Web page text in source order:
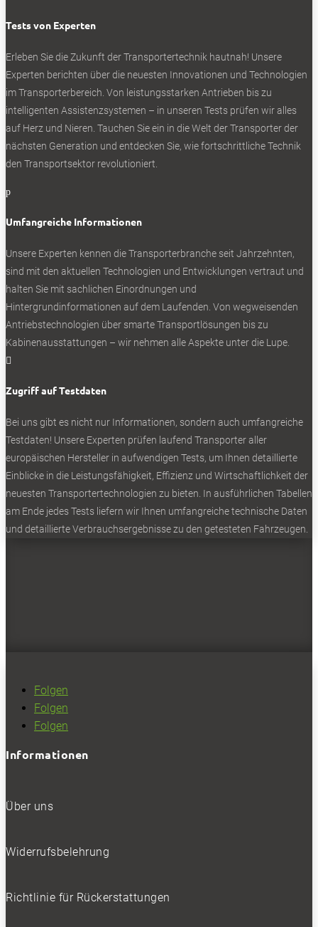
Transportern:
Peugeot
Stellantis gibt Stoff: Opel Movano Hydrogen mit
Brennstoffzelle
Experten Probefahrt Peugeot E-Expert: Vorsicht Katzen
Experten-Test: Opel Movano
Bleiben Sie auf dem Laufenden
Erhalten Sie die neuesten News und Hinweise auf
SOCIALS
Folgen
BELIEBTE NEWS
Tests von Experten
Erleben Sie die Zukunft der Transportertechnik hautnah! Unsere
Experten berichten über die neuesten Innovationen und Technologien
im Transporterbereich. Von leistungsstarken Antrieben bis zu
intelligenten Assistenzsystemen – in unseren Tests prüfen wir alles
auf Herz und Nieren. Tauchen Sie ein in die Welt der Transporter der
nächsten Generation und entdecken Sie, wie fortschrittliche Technik
den Transportsektor revolutioniert.
p
Umfangreiche Informationen
Unsere Experten kennen die Transporterbranche seit Jahrzehnten,
sind mit den aktuellen Technologien und Entwicklungen vertraut und
halten Sie mit sachlichen Einordnungen und
Hintergrundinformationen auf dem Laufenden. Von wegweisenden
Antriebstechnologien über smarte Transportlösungen bis zu
Kabinenausstattungen – wir nehmen alle Aspekte unter die Lupe.

Zugriff auf Testdaten
Bei uns gibt es nicht nur Informationen, sondern auch umfangreiche
Testdaten! Unsere Experten prüfen laufend Transporter aller
europäischen Hersteller in aufwendigen Tests, um Ihnen detaillierte
Einblicke in die Leistungsfähigkeit, Effizienz und Wirtschaftlichkeit der
neuesten Transportertechnologien zu bieten. In ausführlichen Tabellen
am Ende jedes Tests liefern wir Ihnen umfangreiche technische Daten
und detaillierte Verbrauchsergebnisse zu den getesteten Fahrzeugen.
Folgen
Folgen
Folgen
Informationen
Über uns
Widerrufsbelehrung
Richtlinie für Rückerstattungen